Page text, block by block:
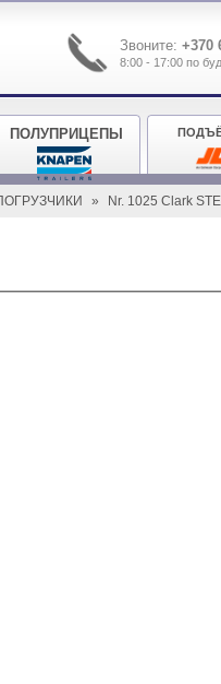
Звоните: +370
8:00 - 17:00 по
ПОЛУПРИЦЕПЫ
» Nr. 1025 Clark